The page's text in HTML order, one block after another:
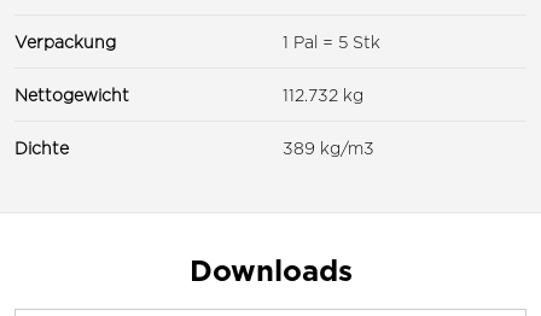
Verpackung 1 Pal = 5 Stk
Nettogewicht 112.732 kg
Dichte 389 kg/m3
Downloads